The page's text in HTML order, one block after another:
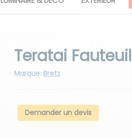
Teratai Fauteuil
Marque: Bretz
Demander un devis